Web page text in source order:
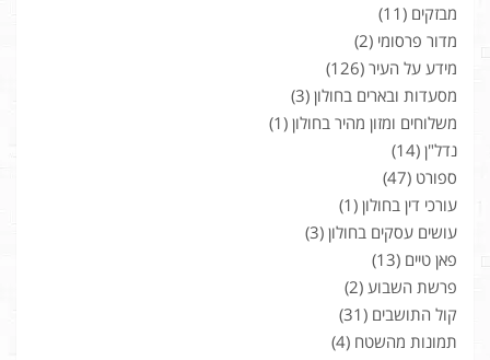
מבזקים (11)
מדור פרסומי (2)
מידע על העיר (126)
מסעדות ובארים בחולון (3)
משלוחים ומזון מהיר בחולון (1)
נדל"ן (14)
ספורט (47)
עורכי דין בחולון (1)
עושים עסקים בחולון (3)
פאן טיים (13)
פרשת השבוע (2)
קול התושבים (31)
תמונות מהשטח (4)